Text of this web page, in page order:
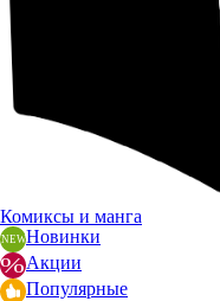
Комиксы и манга
Новинки
Акции
Популярные